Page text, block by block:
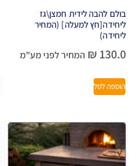
בולם להבה לידית חמצן\גז
ליחידה[חץ למעלה] (המחיר
ליחידה)
₪ 130.0 המחיר לפני מע"מ
הוספה לסל